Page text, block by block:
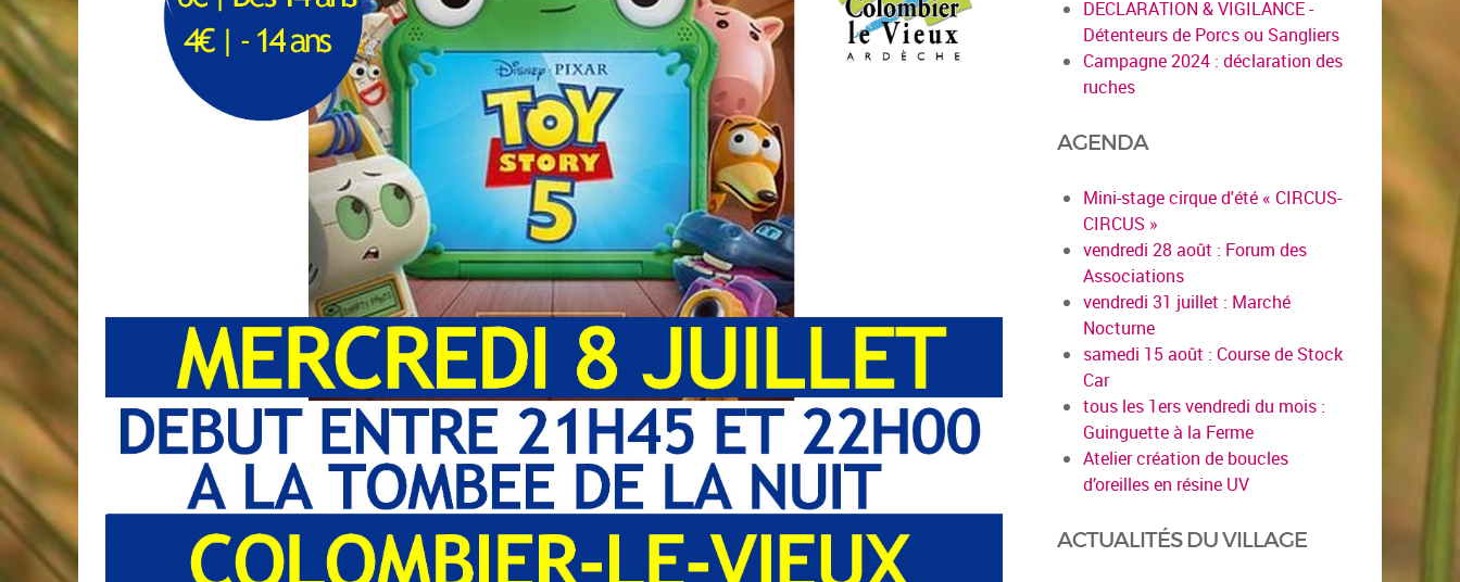
DECLARATION & VIGILANCE -
Détenteurs de Porcs ou Sangliers
Campagne 2024 : déclaration des
ruches
AGENDA
Mini-stage cirque d'été « CIRCUS-
CIRCUS »
vendredi 28 août : Forum des
Associations
vendredi 31 juillet : Marché
Nocturne
samedi 15 août : Course de Stock
Car
tous les 1ers vendredi du mois :
Guinguette à la Ferme
Atelier création de boucles
d’oreilles en résine UV
ACTUALITÉS DU VILLAGE